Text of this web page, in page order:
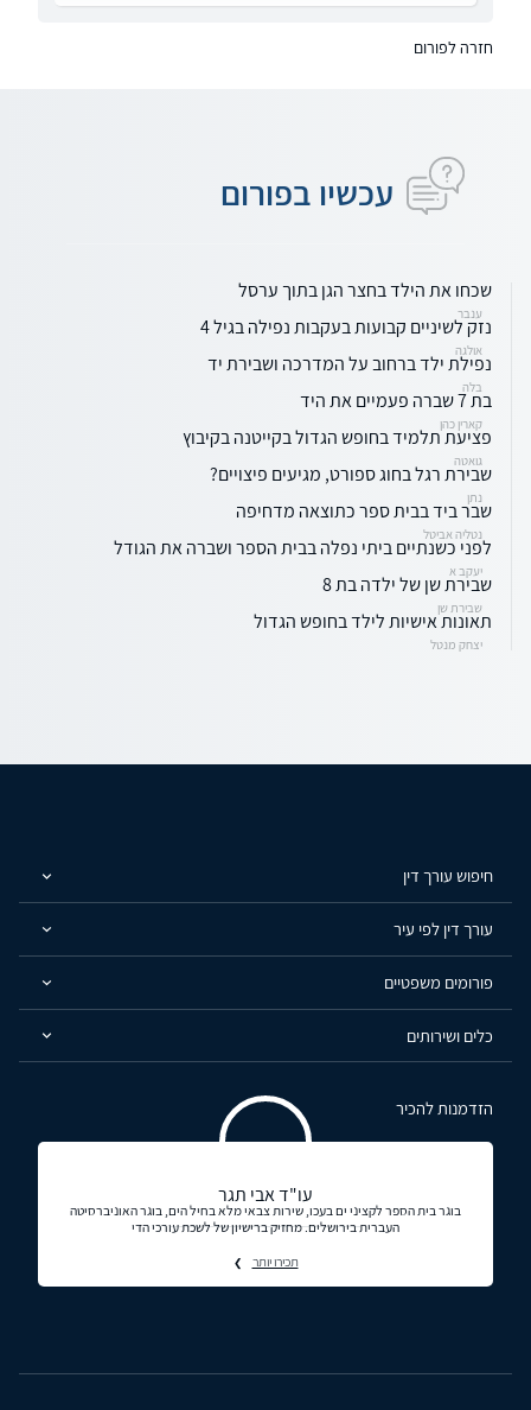
חזרה לפורום
עכשיו בפורום
שכחו את הילד בחצר הגן בתוך ערסל
ענבר
נזק לשיניים קבועות בעקבות נפילה בגיל 4
אולגה
נפילת ילד ברחוב על המדרכה ושבירת יד
בלה
בת 7 שברה פעמיים את היד
קארין כהן
פציעת תלמיד בחופש הגדול בקייטנה בקיבוץ
גואטה
שבירת רגל בחוג ספורט, מגיעים פיצויים?
נתן
שבר ביד בבית ספר כתוצאה מדחיפה
נטליה אביטל
לפני כשנתיים ביתי נפלה בבית הספר ושברה את הגודל
יעקב א
שבירת שן של ילדה בת 8
שבירת שן
תאונות אישיות לילד בחופש הגדול
יצחק מנטל
חיפוש עורך דין
עורך דין לפי עיר
פורומים משפטיים
כלים ושירותים
הזדמנות להכיר
עו"ד אבי תגר
בוגר בית הספר לקציני ים בעכו, שירות צבאי מלא בחיל הים, בוגר האוניברסיטה
העברית בירושלים. מחזיק ברישיון של לשכת עורכי הדי
תכירו יותר